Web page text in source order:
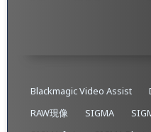
Blackmagic Video Assist
RAW現像
SIGMA